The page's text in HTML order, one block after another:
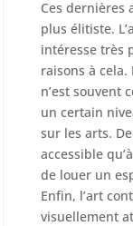
Ces dernières
plus élitiste.
intéresse très
raisons à
n’est souvent
un certain
sur les arts.
accessible
de louer un
Enfin, l’art
visuellement